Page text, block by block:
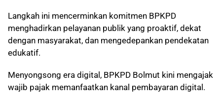
Langkah ini mencerminkan komitmen BPKPD
menghadirkan pelayanan publik yang proaktif, dekat
dengan masyarakat, dan mengedepankan pendekatan
edukatif.
Menyongsong era digital, BPKPD Bolmut kini mengajak
wajib pajak memanfaatkan kanal pembayaran digital.